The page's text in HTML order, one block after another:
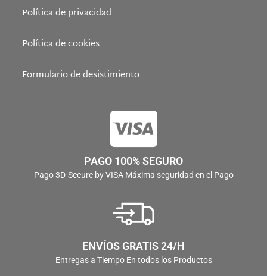
Política de privacidad
Política de cookies
Formulario de desistimiento
PAGO 100% SEGURO
Pago 3D-Secure by VISA Máxima seguridad en el Pago
ENVÍOS GRATIS 24/H
Entregas a Tiempo En todos los Productos